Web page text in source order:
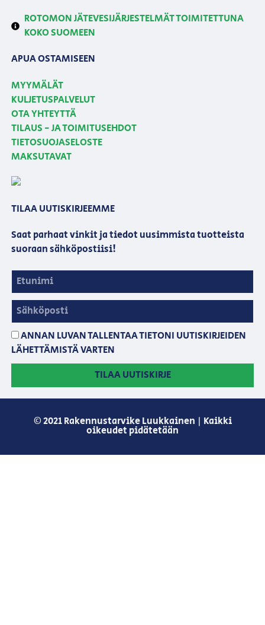
ROTOMON JÄTEVESIJÄRJESTELMÄT TOIMITETTUNA
KOKO SUOMEEN
APUA OSTAMISEEN
MYYMÄLÄT
KULJETUSPALVELUT
OTA YHTEYTTÄ
TILAUS - JA TOIMITUSEHDOT
TIETOSUOJASELOSTE
MAKSUTAVAT
TILAA UUTISKIRJEEMME
Saat parhaat vinkit ja tiedot uusimmista tuotteista
suoraan sähköpostiisi!
ANNAN LUVAN TALLENTAA TIETONI UUTISKIRJEIDEN
LÄHETTÄMISTÄ VARTEN
TILAA UUTISKIRJE
© 2021 Rakennustarvike Luukkainen | Kaikki
oikeudet pidätetään